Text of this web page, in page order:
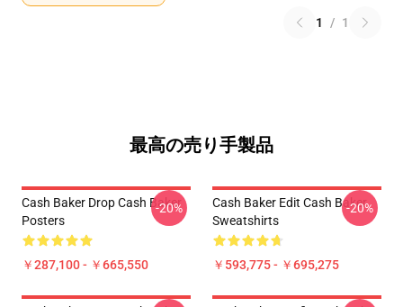
1 / 1
最高の売り手製品
Cash Baker Drop Cash Baker
Posters
￥287,100 - ￥665,550
-20%
Cash Baker Edit Cash Baker
Sweatshirts
￥593,775 - ￥695,275
-20%